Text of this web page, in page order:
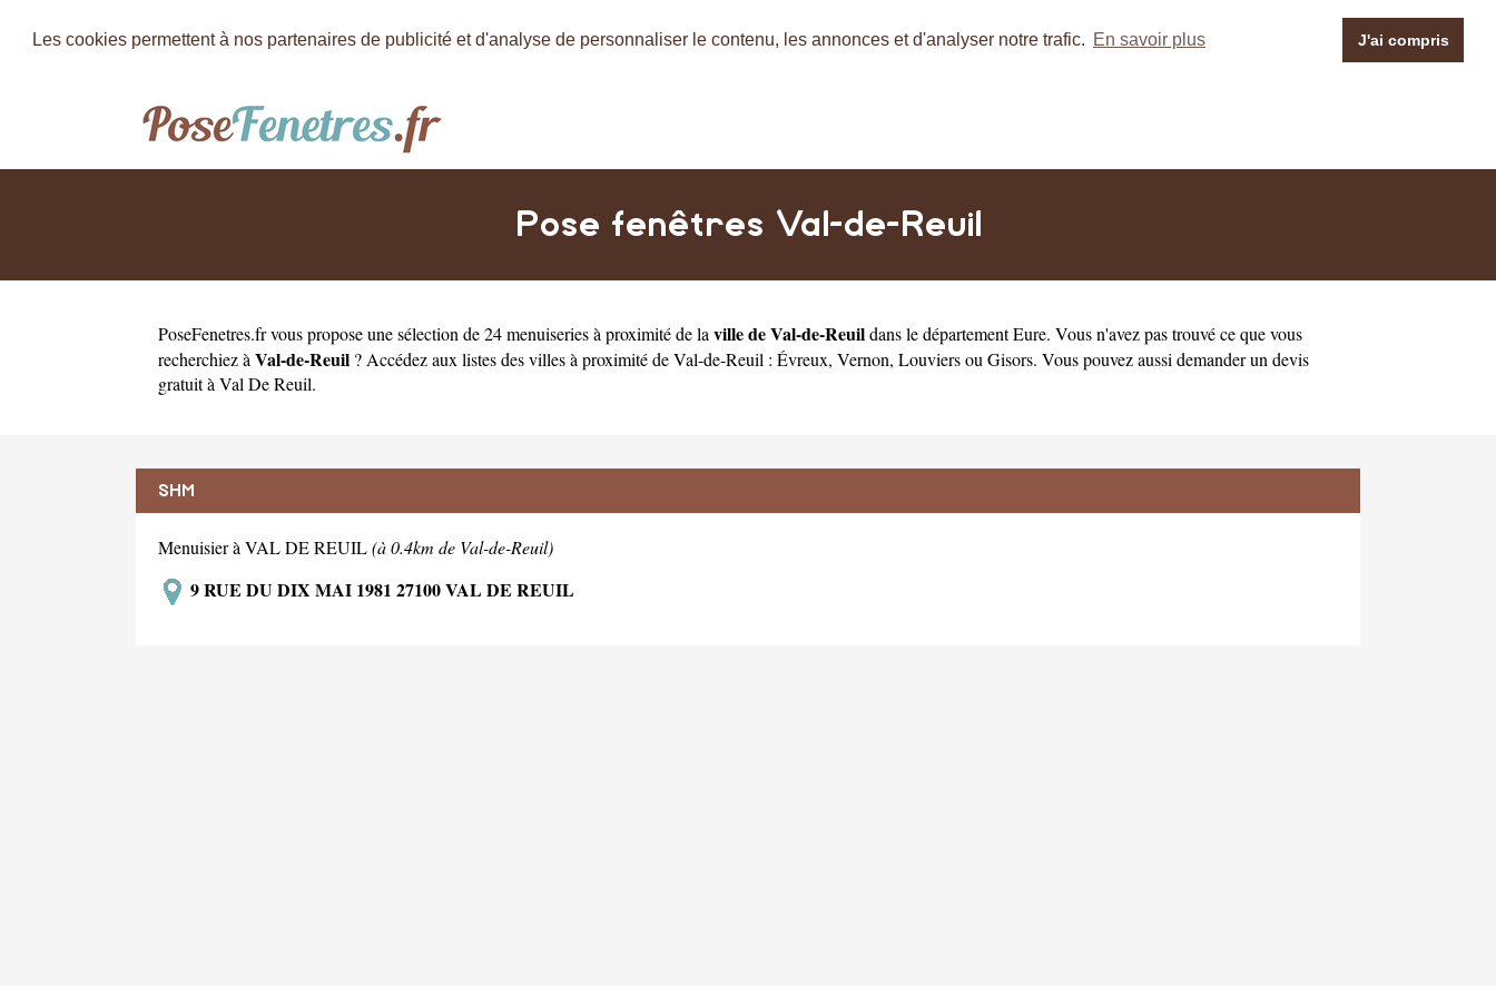
Les cookies permettent à nos partenaires de publicité et d'analyse de personnaliser le contenu, les annonces et d'analyser notre trafic. En savoir plus J'ai compris
Pose fenêtres Val-de-Reuil
PoseFenetres.frvous propose une sélection de 24 menuiseries à proximité de la ville de Val-de-Reuildans le départementEure. Vous n'avez pas trouvé ce que vous
recherchiez à Val-de-Reuil ? Accédez aux listes des villes à proximité de Val-de-Reuil : Évreux, Vernon, Louviersou Gisors. Vous pouvez aussi demander un devis
gratuit à Val De Reuil.
SHM
Menuisier à VAL DE REUIL(à 0.4km de Val-de-Reuil)
9 RUE DU DIX MAI 1981 27100 VAL DE REUIL